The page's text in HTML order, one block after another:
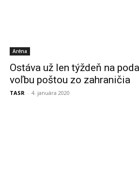
Aréna
Ostáva už len týždeň na
voľbu poštou zo zahraničia
TASR - 4. januára 2020